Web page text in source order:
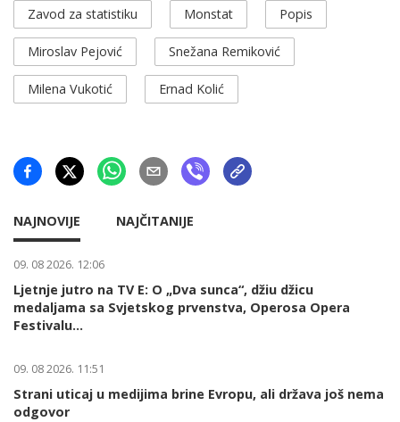
Zavod za statistiku Monstat Popis
Miroslav Pejović Snežana Remiković
Milena Vukotić Ernad Kolić
NAJNOVIJE NAJČITANIJE
09. 08 2026. 12:06
Ljetnje jutro na TV E: O „Dva sunca“, džiu džicu
medaljama sa Svjetskog prvenstva, Operosa Opera
Festivalu...
09. 08 2026. 11:51
Strani uticaj u medijima brine Evropu, ali država još nema
odgovor